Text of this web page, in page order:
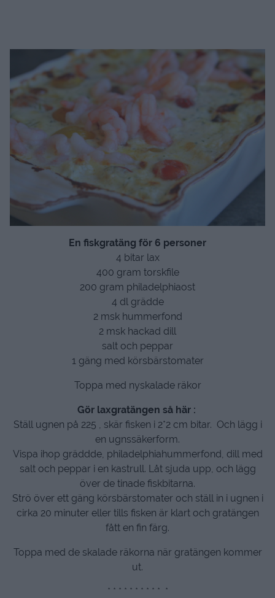
En fiskgratäng för 6 personer
4 bitar lax
400 gram torskfile
200 gram philadelphiaost
4 dl grädde
2 msk hummerfond
2 msk hackad dill
salt och peppar
1 gäng med körsbärstomater
Toppa med nyskalade räkor
Gör laxgratängen så här :
Ställ ugnen på 225 , skär fisken i 2*2 cm bitar. Och lägg i
en ugnssäkerform.
Vispa ihop gräddde, philadelphiahummerfond, dill med
salt och peppar i en kastrull. Låt sjuda upp, och lägg
över de tinade fiskbitarna.
Strö över ett gäng körsbärstomater och ställ in i ugnen i
cirka 20 minuter eller tills fisken är klart och gratängen
fått en fin färg.
Toppa med de skalade räkorna när gratängen kommer
ut.
* * * * * * * * * * *